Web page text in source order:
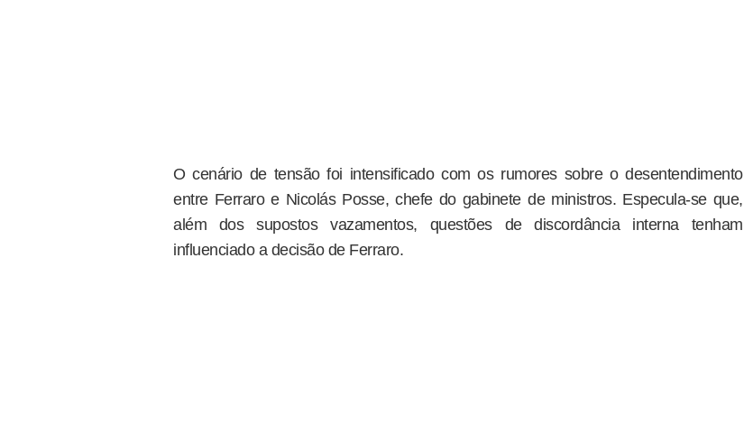
O cenário de tensão foi intensificado com os rumores sobre o desentendimento
entre Ferraro e Nicolás Posse, chefe do gabinete de ministros. Especula-se que,
além dos supostos vazamentos, questões de discordância interna tenham
influenciado a decisão de Ferraro.